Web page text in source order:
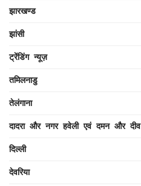
झारखण्ड
झांसी
ट्रेंडिंग न्यूज़
तमिलनाडु
तेलंगाना
दादरा और नगर हवेली एवं दमन और दीव
दिल्ली
देवरिया